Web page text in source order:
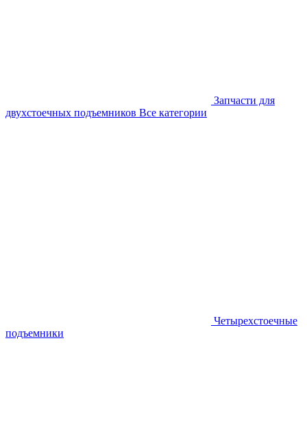
Запчасти для
двухстоечных подъемников Все категории
Четырехстоечные
подъемники